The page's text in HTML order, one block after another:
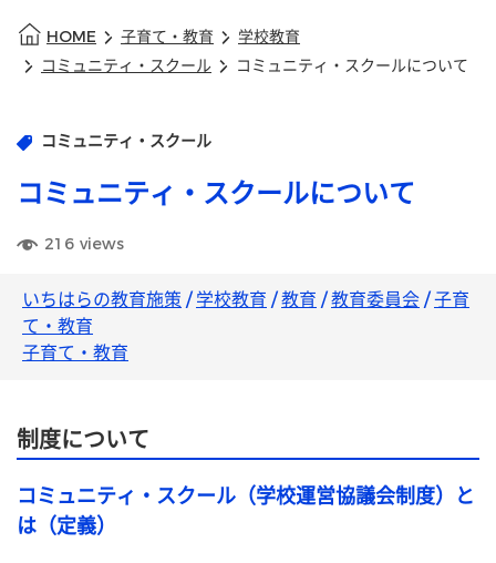
HOME 子育て・教育
学校教育
コミュニティ・スクール
コミュニティ・スクールについて
コミュニティ・スクール
コミュニティ・スクールについて
216 views
いちはらの教育施策 /学校教育 /教育 /教育委員会/子育
て・教育
子育て・教育
制度について
コミュニティ・スクール（学校運営協議会制度）と
は（定義）